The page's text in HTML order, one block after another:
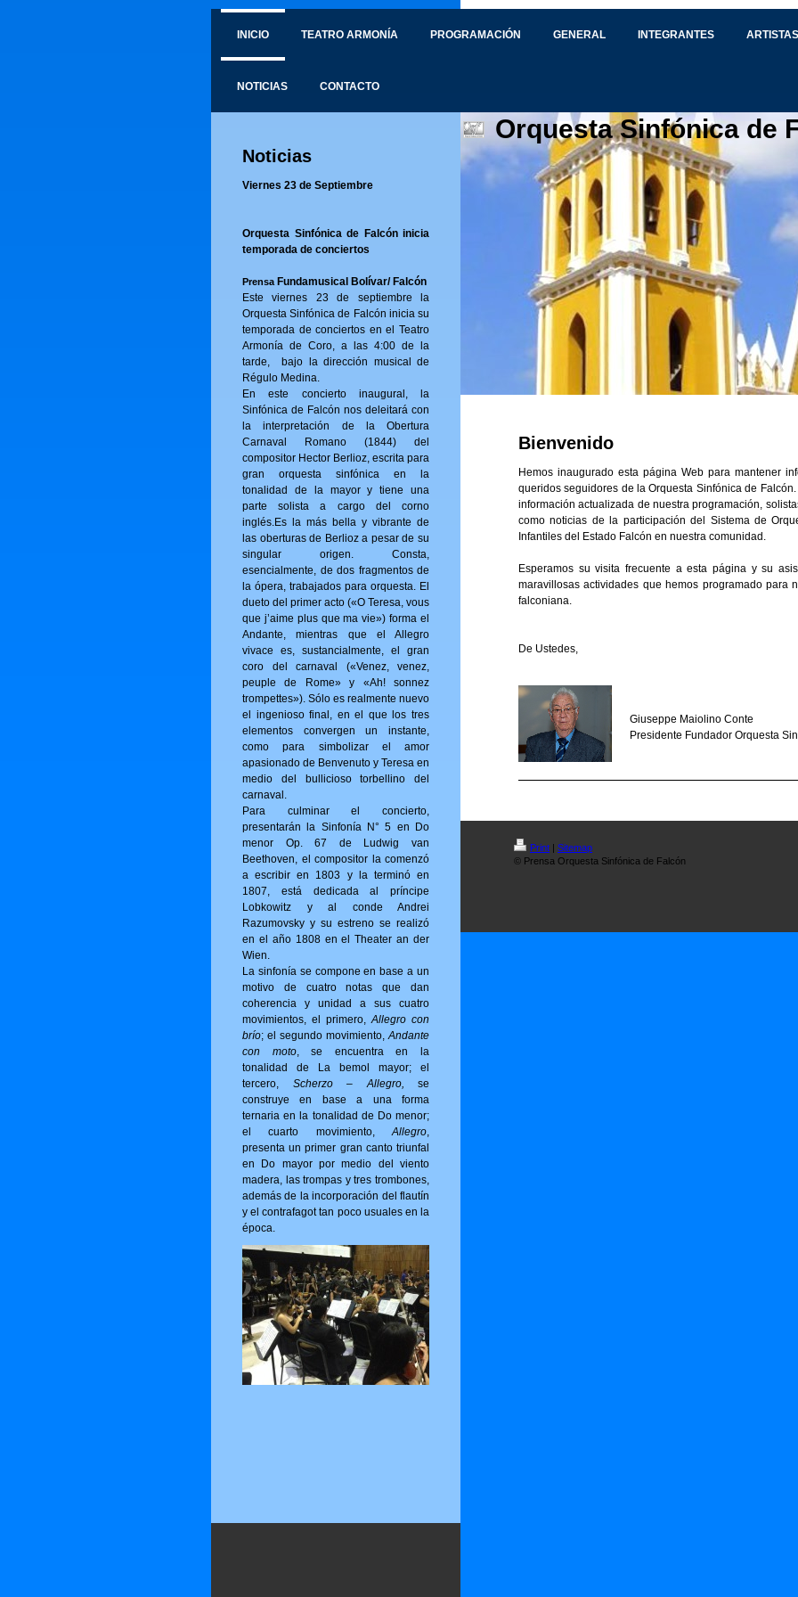
INICIO TEATRO ARMONÍA PROGRAMACIÓN GENERAL INTEGRANTES
NOTICIAS CONTACTO
Noticias
Viernes 23 de Septiembre
Orquesta Sinfónica de Falcón inicia
temporada de conciertos
PrensaFundamusical Bolívar/ Falcón
Este viernes 23 de septiembre la
Orquesta Sinfónica de Falcón inicia su
temporada de conciertos en el Teatro
Armonía de Coro, a las 4:00 de la
tarde, bajo la dirección musical de
Régulo Medina.
En este concierto inaugural, la
Sinfónica de Falcón nos deleitará con
la interpretación de la Obertura
Carnaval Romano (1844) del
compositor Hector Berlioz, escrita para
gran orquesta sinfónica en la
tonalidad de la mayor y tiene una
parte solista a cargo del corno
inglés.Es la más bella y vibrante de
las oberturas de Berlioz a pesar de su
singular origen. Consta,
esencialmente, de dos fragmentos de
la ópera, trabajados para orquesta. El
dueto del primer acto («O Tere­sa, vous
que j’aime plus que ma vie») for­ma el
Andante, mientras que el Allegro
vivace es, sustancialmente, el gran
coro del carnaval («Venez, venez,
peuple de Rome» y «Ah! sonnez
trompettes»). Sólo es realmente nuevo
el ingenioso final, en el que los tres
elementos convergen un instante,
como para simbolizar el amor
apasionado de Benvenuto y Teresa en
medio del bullicioso torbellino del
carnaval.
Para culminar el concierto,
presentarán la Sinfonía N° 5 en Do
menor Op. 67 de Ludwig van
Beethoven, el compositor la comenzó
a escribir en 1803 y la terminó en
1807, está dedicada al príncipe
Lobkowitz y al conde Andrei
Razumovsky y su estreno se realizó
en el año 1808 en el Theater an der
Wien.
La sinfonía se compone en base a un
motivo de cuatro notas que dan
coherencia y unidad a sus cuatro
movimientos, el primero,Allegro con
brío; el segundo movimiento,Andante
con moto, se encuentra en la
tonalidad de La bemol mayor; el
tercero, Scherzo – Allegro, se
construye en base a una forma
ternaria en la tonalidad de Do menor;
el cuarto movimiento,Allegro,
presenta un primer gran canto triunfal
en Do mayor por medio del viento
madera, las trompas y tres trombones,
además de la incorporación del flautín
y el contrafagot tan poco usuales en la
época.
Orquesta Sinfónica de
Bienvenido
Hemos inaugurado esta página Web para mantener
queridos seguidores de la Orquesta Sinfónica de
información actualizada de nuestra programación,
como noticias de la participación del Sistema de
Infantiles del Estado Falcón en nuestra comunidad.
Esperamos su visita frecuente a esta página y su
maravillosas actividades que hemos programado para
falconiana.
De Ustedes,
Giuseppe Maiolino Conte
Presidente Fundador Orquesta
Print | Sitemap
© Prensa Orquesta Sinfónica de Falcón